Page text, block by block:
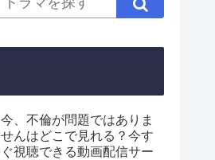
今、不倫が問題ではありま
せんはどこで見れる？今す
ぐ視聴できる動画配信サー